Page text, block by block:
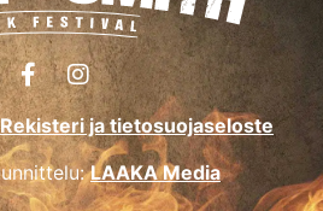
Rekisteri ja tietosuojaseloste
LAAKA Media